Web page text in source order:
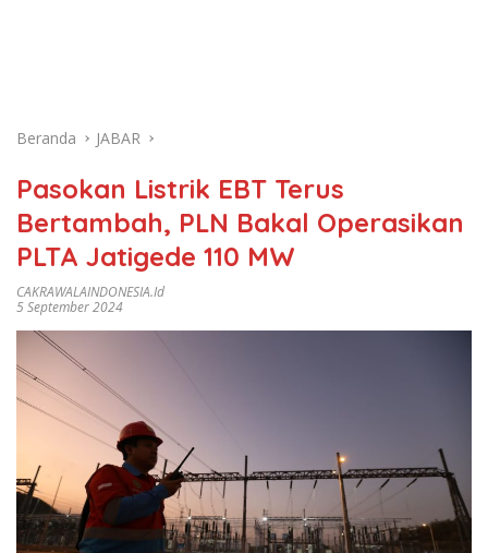
Beranda JABAR
Pasokan Listrik EBT Terus
Bertambah, PLN Bakal Operasikan
PLTA Jatigede 110 MW
CAKRAWALAINDONESIA.id
5 September 2024